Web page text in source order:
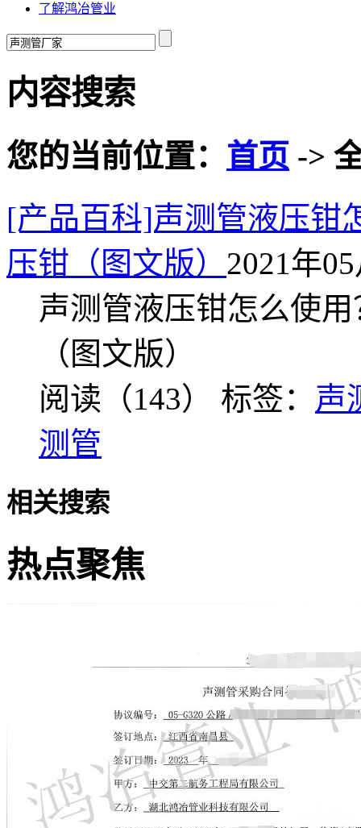
了解鸿冶管业
内容搜索
您的当前位置： 首页 ->
[产品百科]声测管液压钳
压钳（图文版） 2021年
声测管液压钳怎么使
（图文版）
阅读（143） 标签： 声
测管
相关搜索
热点聚焦